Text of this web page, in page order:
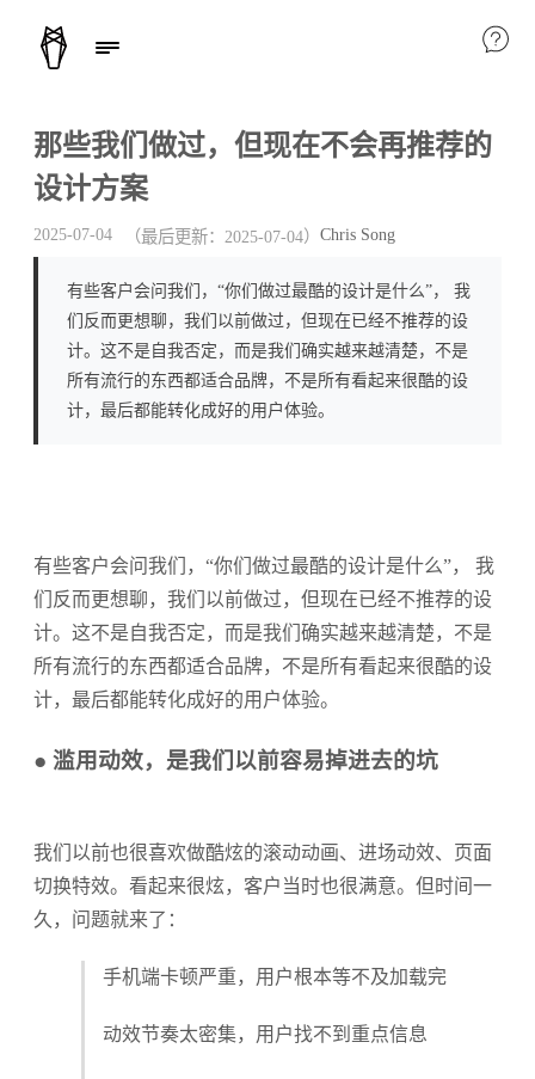
那些我们做过，但现在不会再推荐的
设计方案
2025-07-04 （最后更新： 2025-07-04） Chris Song
有些客户会问我们，“你们做过最酷的设计是什么”， 我
们反而更想聊，我们以前做过，但现在已经不推荐的设
计。这不是自我否定，而是我们确实越来越清楚，不是
所有流行的东西都适合品牌，不是所有看起来很酷的设
计，最后都能转化成好的用户体验。
有些客户会问我们，“你们做过最酷的设计是什么”， 我
们反而更想聊，我们以前做过，但现在已经不推荐的设
计。这不是自我否定，而是我们确实越来越清楚，不是
所有流行的东西都适合品牌，不是所有看起来很酷的设
计，最后都能转化成好的用户体验。
● 滥用动效，是我们以前容易掉进去的坑
我们以前也很喜欢做酷炫的滚动动画、进场动效、页面
切换特效。看起来很炫，客户当时也很满意。但时间一
久，问题就来了：
手机端卡顿严重，用户根本等不及加载完
动效节奏太密集，用户找不到重点信息